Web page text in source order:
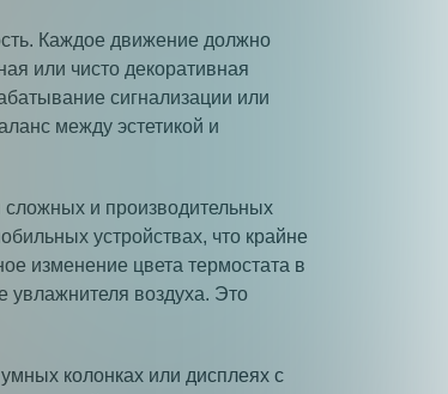
Каждое движение должно
или чисто декоративная
сигнализации или
между эстетикой и
и производительных
устройствах, что крайне
изменение цвета термостата в
увлажнителя воздуха. Это
колонках или дисплеях с